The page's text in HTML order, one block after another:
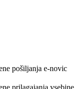
pošiljanja e-novic